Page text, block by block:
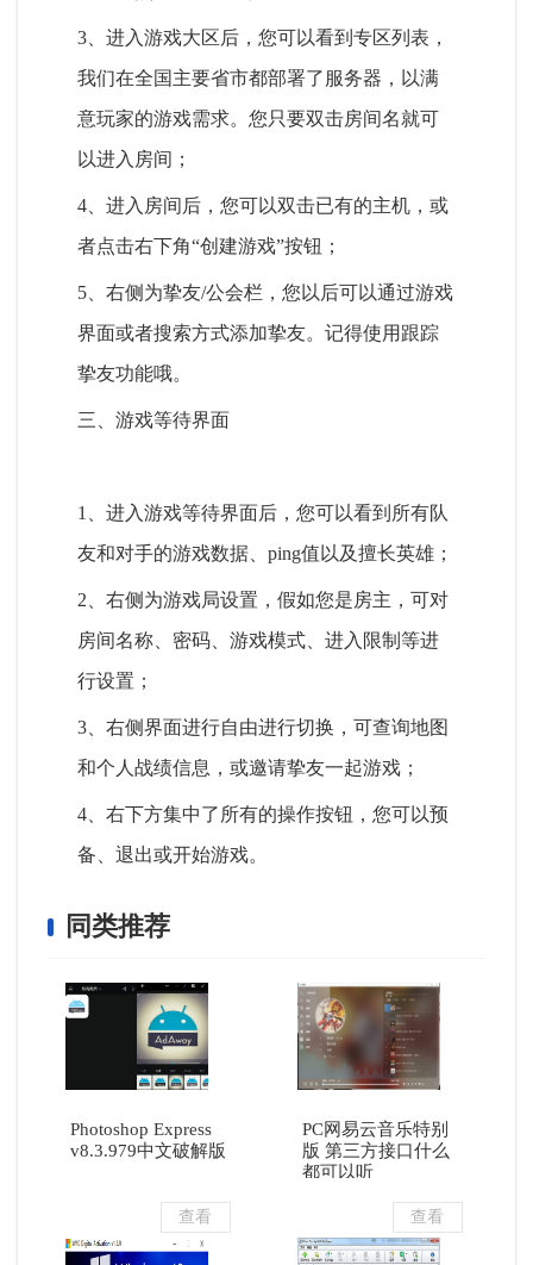
3、进入游戏大区后，您可以看到专区列表，
我们在全国主要省市都部署了服务器，以满
意玩家的游戏需求。您只要双击房间名就可
以进入房间；
4、进入房间后，您可以双击已有的主机，或
者点击右下角“创建游戏”按钮；
5、右侧为挚友/公会栏，您以后可以通过游戏
界面或者搜索方式添加挚友。记得使用跟踪
挚友功能哦。
三、游戏等待界面
1、进入游戏等待界面后，您可以看到所有队
友和对手的游戏数据、ping值以及擅长英雄；
2、右侧为游戏局设置，假如您是房主，可对
房间名称、密码、游戏模式、进入限制等进
行设置；
3、右侧界面进行自由进行切换，可查询地图
和个人战绩信息，或邀请挚友一起游戏；
4、右下方集中了所有的操作按钮，您可以预
备、退出或开始游戏。
同类推荐
Photoshop Express
v8.3.979中文破解版
查看
PC网易云音乐特别
版 第三方接口什么
都可以听
查看